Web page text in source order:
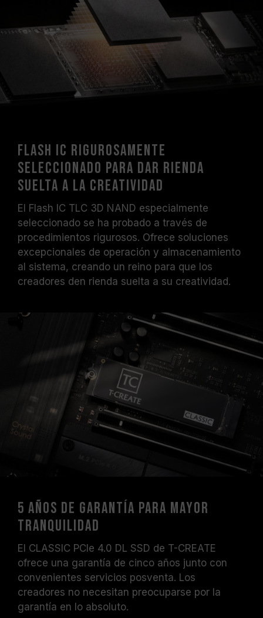
Flash IC rigurosamente
seleccionado para dar rienda
suelta a la creatividad
El Flash IC TLC 3D NAND especialmente
seleccionado se ha probado a través de
procedimientos rigurosos. Ofrece soluciones
excepcionales de operación y almacenamiento
al sistema, creando un reino para que los
creadores den rienda suelta a su creatividad.
5 años de garantía para mayor
tranquilidad
El CLASSIC PCIe 4.0 DL SSD de T-CREATE
ofrece una garantía de cinco años junto con
convenientes servicios posventa. Los
creadores no necesitan preocuparse por la
garantía en lo absoluto.